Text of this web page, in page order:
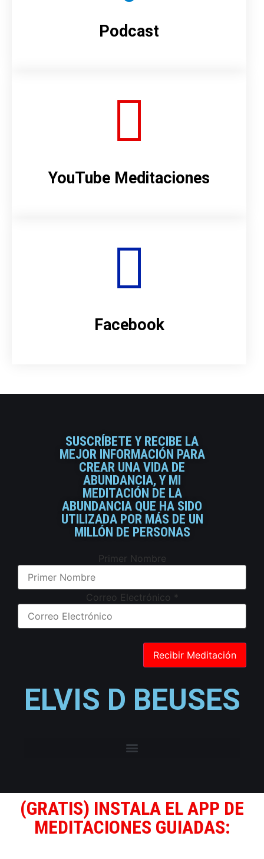
Podcast
YouTube Meditaciones
Facebook
SUSCRÍBETE Y RECIBE LA
MEJOR INFORMACIÓN PARA
CREAR UNA VIDA DE
ABUNDANCIA, Y MI
MEDITACIÓN DE LA
ABUNDANCIA QUE HA SIDO
UTILIZADA POR MÁS DE UN
MILLÓN DE PERSONAS
Primer Nombre
Correo Electrónico *
ELVIS D BEUSES
(GRATIS) INSTALA EL APP DE
MEDITACIONES GUIADAS: